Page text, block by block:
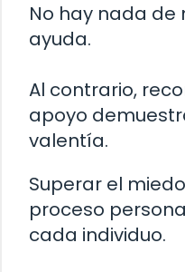
No hay nada
ayuda.
Al contrario,
apoyo
valentía.
Superar el
proceso
cada individuo.